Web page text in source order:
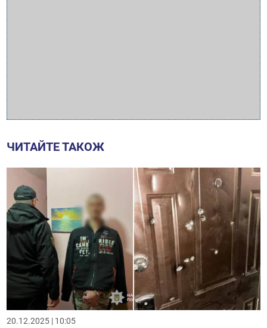
ЧИТАЙТЕ ТАКОЖ
20.12.2025 | 10:05